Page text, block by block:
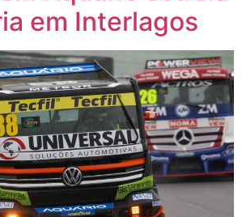
em Interlagos